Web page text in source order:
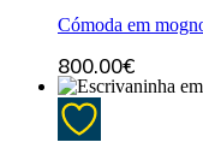
Cómoda em
800.00€